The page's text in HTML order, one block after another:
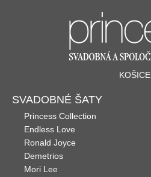
KOŠICE
SVADOBNÉ ŠATY
Princess Collection
Endless Love
Ronald Joyce
Demetrios
Mori Lee